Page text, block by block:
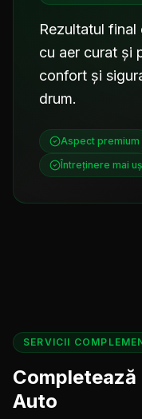
Rezultatul final
cu aer curat și
confort și
drum.
Aspect premium
Întreținere mai
SERVICII
Auto